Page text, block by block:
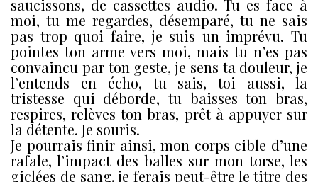
saucissons, de cassettes audio. Tu es face à
moi, tu me regardes, désemparé, tu ne sais
pas trop quoi faire, je suis un imprévu. Tu
pointes ton arme vers moi, mais tu n’es pas
convaincu par ton geste, je sens ta douleur, je
l’entends en écho, tu sais, toi aussi, la
tristesse qui déborde, tu baisses ton bras,
respires, relèves ton bras, prêt à appuyer sur
la détente. Je souris.
Je pourrais finir ainsi, mon corps cible d’une
rafale, l’impact des balles sur mon torse, les
giclées de sang, je ferais peut-être le titre des